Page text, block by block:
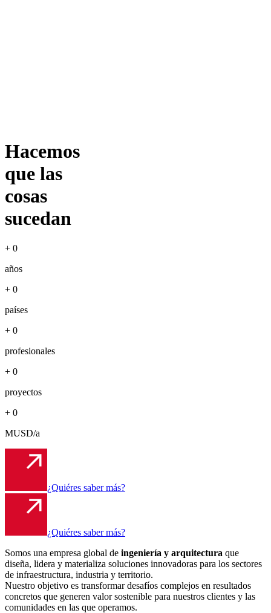
Hacemos
que las
cosas
sucedan
+ 0
años
+ 0
países
+ 0
profesionales
+ 0
proyectos
+ 0
MUSD/a
¿Quiéres saber más?
¿Quiéres saber más?
Somos una empresa global de ingeniería y arquitectura que
diseña, lidera y materializa soluciones innovadoras para los sectores
de infraestructura, industria y territorio.
Nuestro objetivo es transformar desafíos complejos en resultados
concretos que generen valor sostenible para nuestros clientes y las
comunidades en las que operamos.